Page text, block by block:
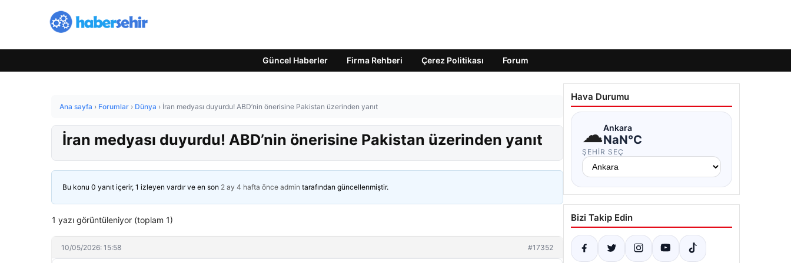
Güncel Haberler Firma Rehberi Çerez Politikası Forum
Ana sayfa › Forumlar › Dünya › İran medyası duyurdu! ABD’nin önerisine Pakistan üzerinden yanıt
İran medyası duyurdu! ABD’nin önerisine Pakistan üzerinden yanıt
Bu konu 0 yanıt içerir, 1 izleyen vardır ve en son 2 ay 4 hafta önce admin tarafından güncellenmiştir.
1 yazı görüntüleniyor (toplam 1)
10/05/2026: 15:58 #17352
Hava Durumu
☁Ankara
NaN°C
ŞEHIR SEÇ
Bizi Takip Edin